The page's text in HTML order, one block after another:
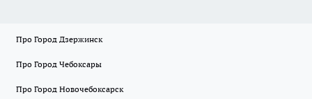
Про Город Дзержинск
Про Город Чебоксары
Про Город Новочебоксарск